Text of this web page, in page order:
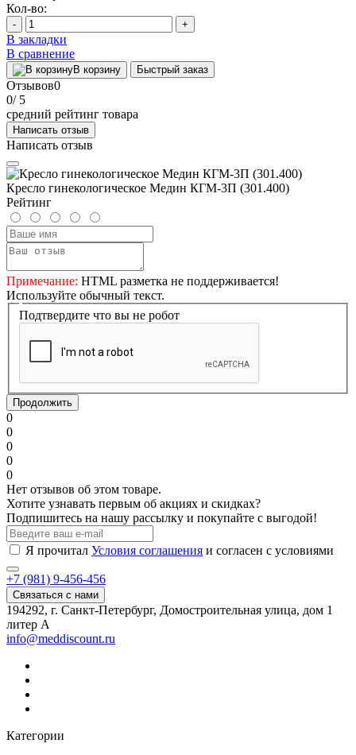
Кол-во:
- +
В закладки
В сравнение
В корзину Быстрый заказ
Отзывов0
0/ 5
средний рейтинг товара
Написать отзыв
Написать отзыв
Кресло гинекологическое Медин КГМ-3П (301.400)
Рейтинг
Примечание: HTML разметка не поддерживается!
Используйте обычный текст.
Подтвердите что вы не робот
Продолжить
0
0
0
0
0
Нет отзывов об этом товаре.
Хотите узнавать первым об акциях и скидках?
Подпишитесь на нашу рассылку и покупайте с выгодой!
Я прочитал Условия соглашения и согласен с условиями
+7 (981) 9-456-456
Связаться с нами
194292, г. Санкт-Петербург, Домостроительная улица, дом 1
литер А
info@meddiscount.ru
Категории